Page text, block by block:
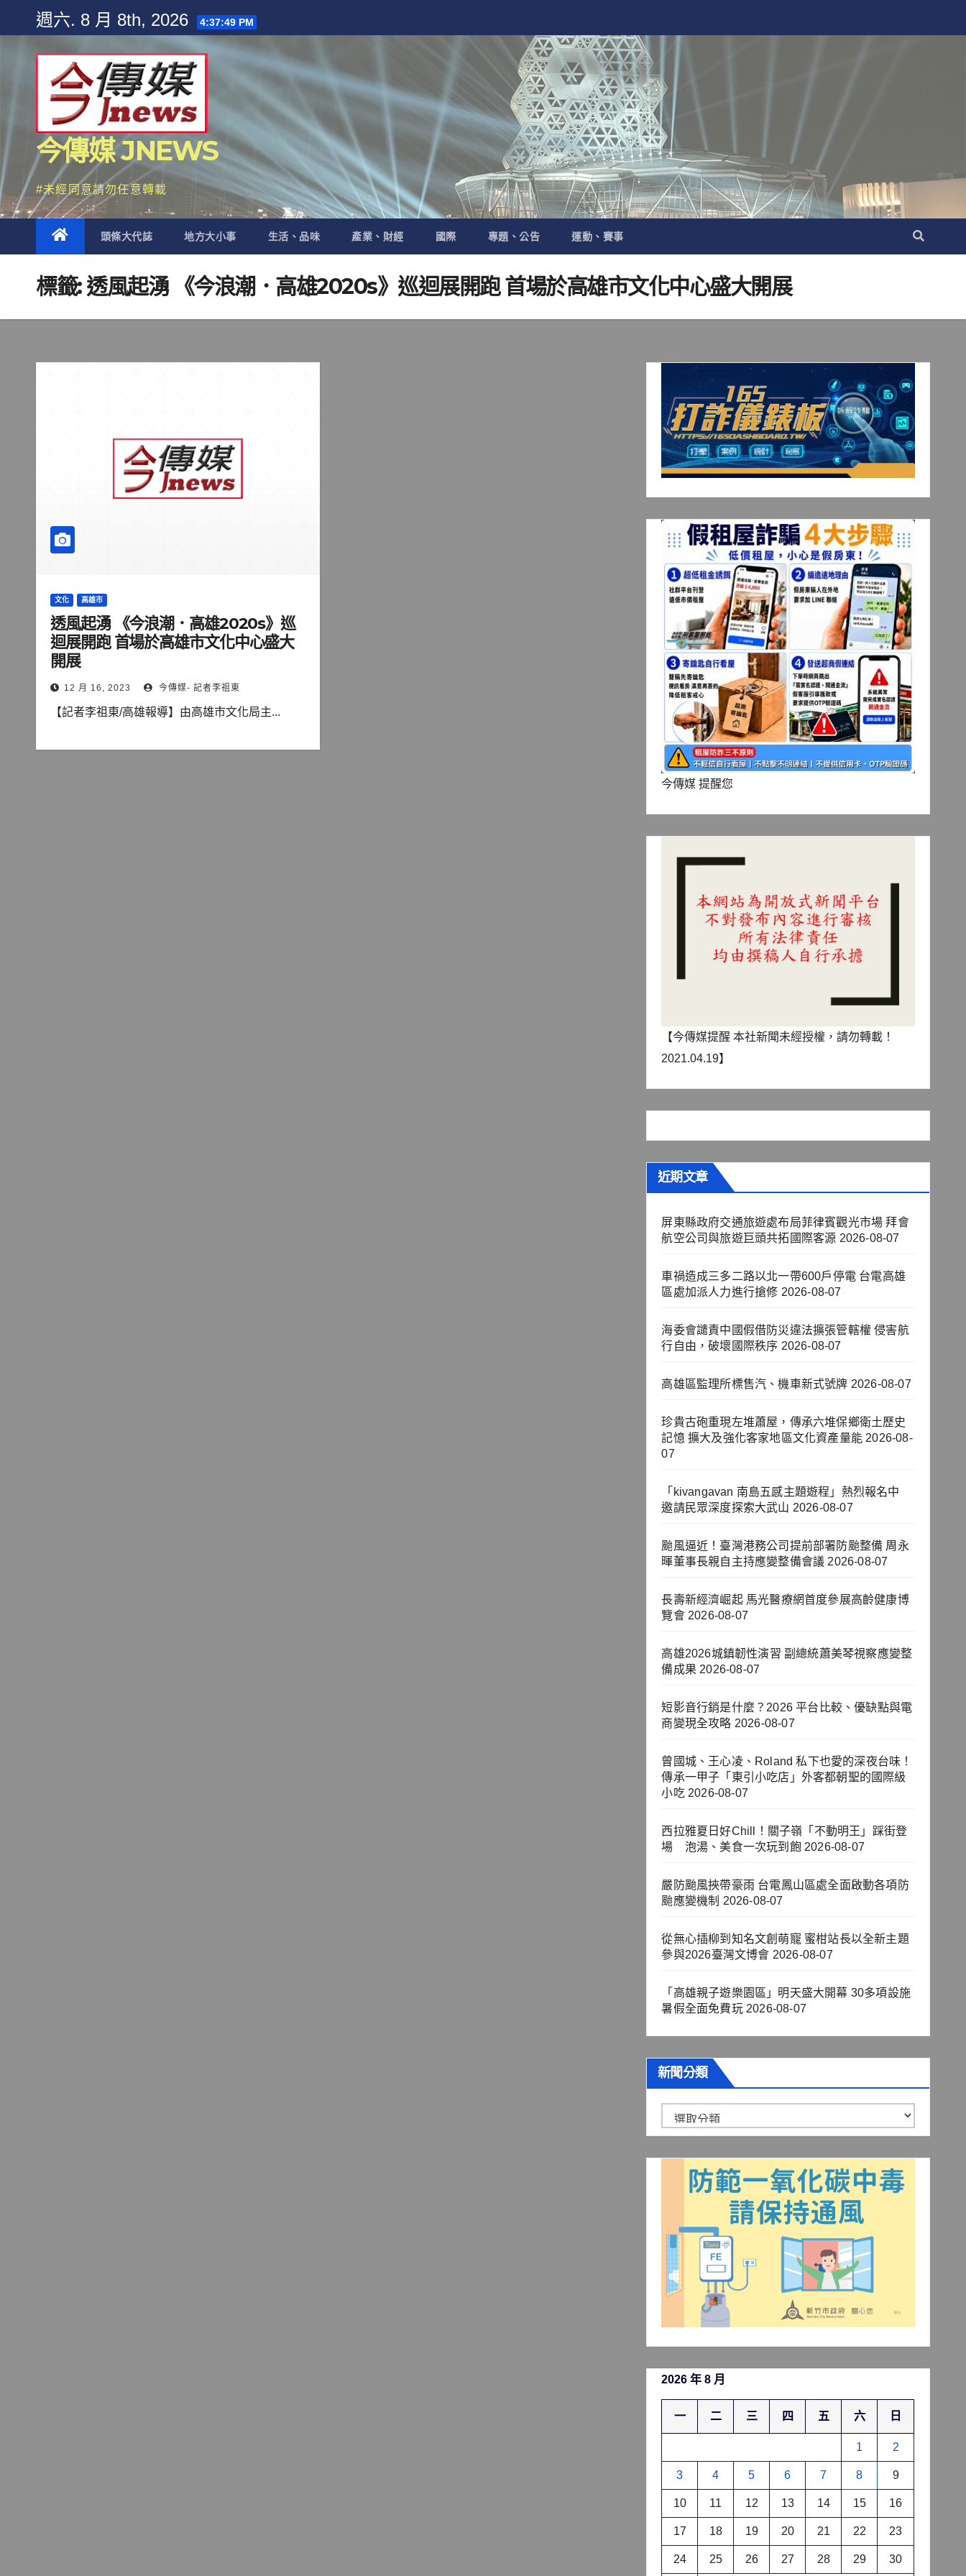
content
週六. 8 月 8th, 2026 4:37:50 PM
今傳媒 JNEWS
#未經同意請勿任意轉載
頭條大代誌 地方大小事 生活、品味 產業、財經 國際 專題、公告 運動、賽事
標籤:透風起湧 《今浪潮．高雄2020s》巡迴展開跑 首場於高雄市文化中心盛大開展
文化 高雄市
透風起湧 《今浪潮．高雄2020s》巡
迴展開跑 首場於高雄市文化中心盛大
開展
12 月 16, 2023 今傳媒- 記者李祖東
【記者李祖東/高雄報導】由高雄市文化局主...
今傳媒 提醒您
【今傳媒提醒 本社新聞未經授權，請勿轉載！
2021.04.19】
近期文章
屏東縣政府交通旅遊處布局菲律賓觀光市場 拜會
航空公司與旅遊巨頭共拓國際客源 2026-08-07
車禍造成三多二路以北一帶600戶停電 台電高雄
區處加派人力進行搶修 2026-08-07
海委會譴責中國假借防災違法擴張管轄權 侵害航
行自由，破壞國際秩序 2026-08-07
高雄區監理所標售汽、機車新式號牌 2026-08-07
珍貴古砲重現左堆蕭屋，傳承六堆保鄉衛土歷史
記憶 擴大及強化客家地區文化資產量能 2026-08-
07
「kivangavan 南島五感主題遊程」熱烈報名中
邀請民眾深度探索大武山 2026-08-07
颱風逼近！臺灣港務公司提前部署防颱整備 周永
暉董事長親自主持應變整備會議 2026-08-07
長壽新經濟崛起 馬光醫療網首度參展高齡健康博
覽會 2026-08-07
高雄2026城鎮韌性演習 副總統蕭美琴視察應變整
備成果 2026-08-07
短影音行銷是什麼？2026 平台比較、優缺點與電
商變現全攻略 2026-08-07
曾國城、王心凌、Roland 私下也愛的深夜台味！
傳承一甲子「東引小吃店」外客都朝聖的國際級
小吃 2026-08-07
西拉雅夏日好Chill！關子嶺「不動明王」踩街登
場 泡湯、美食一次玩到飽 2026-08-07
嚴防颱風挾帶豪雨 台電鳳山區處全面啟動各項防
颱應變機制 2026-08-07
從無心插柳到知名文創萌寵 蜜柑站長以全新主題
參與2026臺灣文博會 2026-08-07
「高雄親子遊樂園區」明天盛大開幕 30多項設施
暑假全面免費玩 2026-08-07
新聞分類
聞
分
2026 年 8 月
一 二 三 四 五 六 日
1 2
3 4 5 6 7 8 9
10 11 12 13 14 15 16
17 18 19 20 21 22 23
24 25 26 27 28 29 30